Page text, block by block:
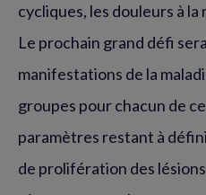
cycliques, les douleurs à
Le prochain grand défi
manifestations de la
groupes pour chacun de
paramètres restant à
de prolifération des